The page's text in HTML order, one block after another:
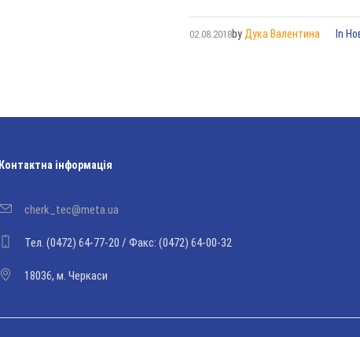
02.08.2018by Дука Валентина In
Контактна інформація
cherk_tec@meta.ua
Тел. (0472) 64-77-20 / Факс: (0472) 64-00-32
18036, м. Черкаси